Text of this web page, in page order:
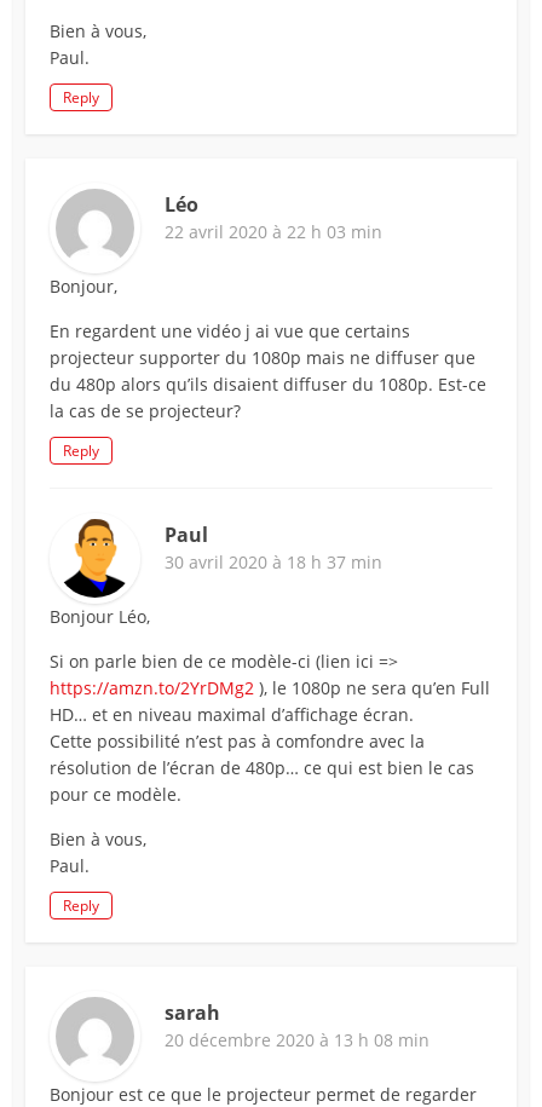
Bien à vous,
Paul.
Reply
Léo
22 avril 2020 à 22 h 03 min
Bonjour,
En regardent une vidéo j ai vue que certains
projecteur supporter du 1080p mais ne diffuser que
du 480p alors qu’ils disaient diffuser du 1080p. Est-ce
la cas de se projecteur?
Reply
Paul
30 avril 2020 à 18 h 37 min
Bonjour Léo,
Si on parle bien de ce modèle-ci (lien ici =>
https://amzn.to/2YrDMg2 ), le 1080p ne sera qu’en Full
HD… et en niveau maximal d’affichage écran.
Cette possibilité n’est pas à comfondre avec la
résolution de l’écran de 480p… ce qui est bien le cas
pour ce modèle.
Bien à vous,
Paul.
Reply
sarah
20 décembre 2020 à 13 h 08 min
Bonjour est ce que le projecteur permet de regarder